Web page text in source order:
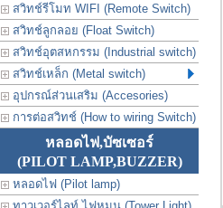
สวิทช์รีโมท WIFI (Remote Switch)
สวิทช์ลูกลอย (Float Switch)
สวิทช์อุตสหกรรม (Industrial switch)
สวิทช์เหล็ก (Metal switch)
อุปกรณ์ส่วนเสริม (Accesories)
การต่อสวิทช์ (How to wiring Switch)
หลอดไฟ,บัซเซอร์
(PILOT LAMP,BUZZER)
หลอดไฟ (Pilot lamp)